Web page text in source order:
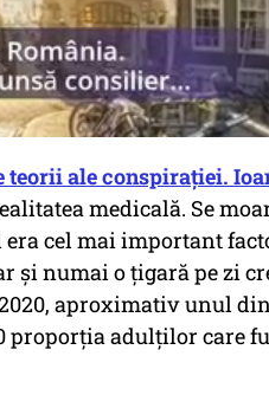
ale conspirației.
medicală. Se
cel mai important
și numai o țigară pe zi
aproximativ unul
proporția adulților care